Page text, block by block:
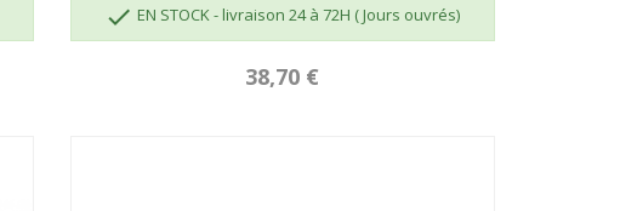
 EN STOCK - livraison 24 à 72H ( Jours ouvrés)
38,70 €